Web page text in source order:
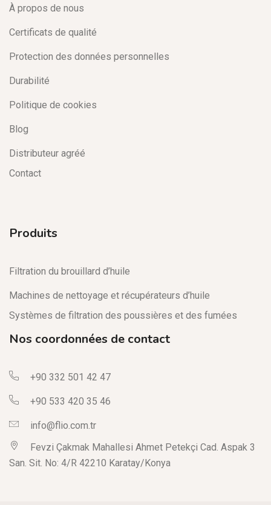
À propos de nous
Certificats de qualité
Protection des données personnelles
Durabilité
Politique de cookies
Blog
Distributeur agréé
Contact
Produits
Filtration du brouillard d’huile
Machines de nettoyage et récupérateurs d’huile
Systèmes de filtration des poussières et des fumées
Nos coordonnées de contact
+90 332 501 42 47
+90 533 420 35 46
info@flio.com.tr
Fevzi Çakmak Mahallesi Ahmet Petekçi Cad. Aspak 3
San. Sit. No: 4/R 42210 Karatay/Konya